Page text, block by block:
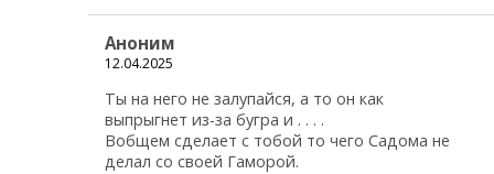
Аноним
12.04.2025
Ты на него не залупайся, а то он как
выпрыгнет из-за бугра и . . . .
Вобщем сделает с тобой то чего Садома не
делал со своей Гаморой.